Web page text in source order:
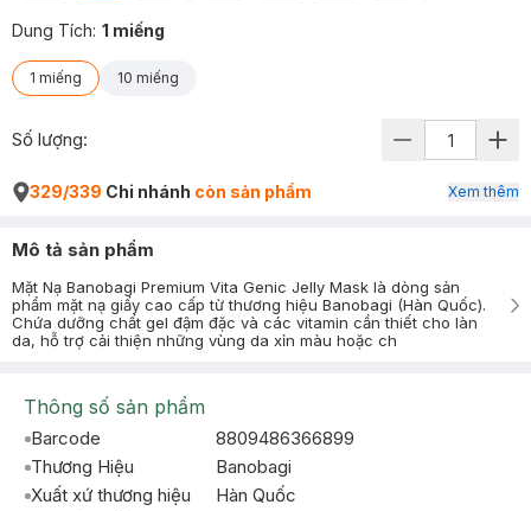
Dung Tích: 1 miếng
1 miếng 10 miếng
Số lượng:
329/339 Chi nhánh còn sản phẩm Xem thêm
Mô tả sản phẩm
Mặt Nạ Banobagi Premium Vita Genic Jelly Mask là dòng sản
phẩm mặt nạ giấy cao cấp từ thương hiệu Banobagi (Hàn Quốc).
Chứa dưỡng chất gel đậm đặc và các vitamin cần thiết cho làn
da, hỗ trợ cải thiện những vùng da xỉn màu hoặc ch
Thông số sản phẩm
Barcode
8809486366899
Thương Hiệu
Banobagi
Xuất xứ thương hiệu
Hàn Quốc